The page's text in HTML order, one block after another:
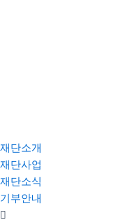
재단소개
재단사업
재단소식
기부안내